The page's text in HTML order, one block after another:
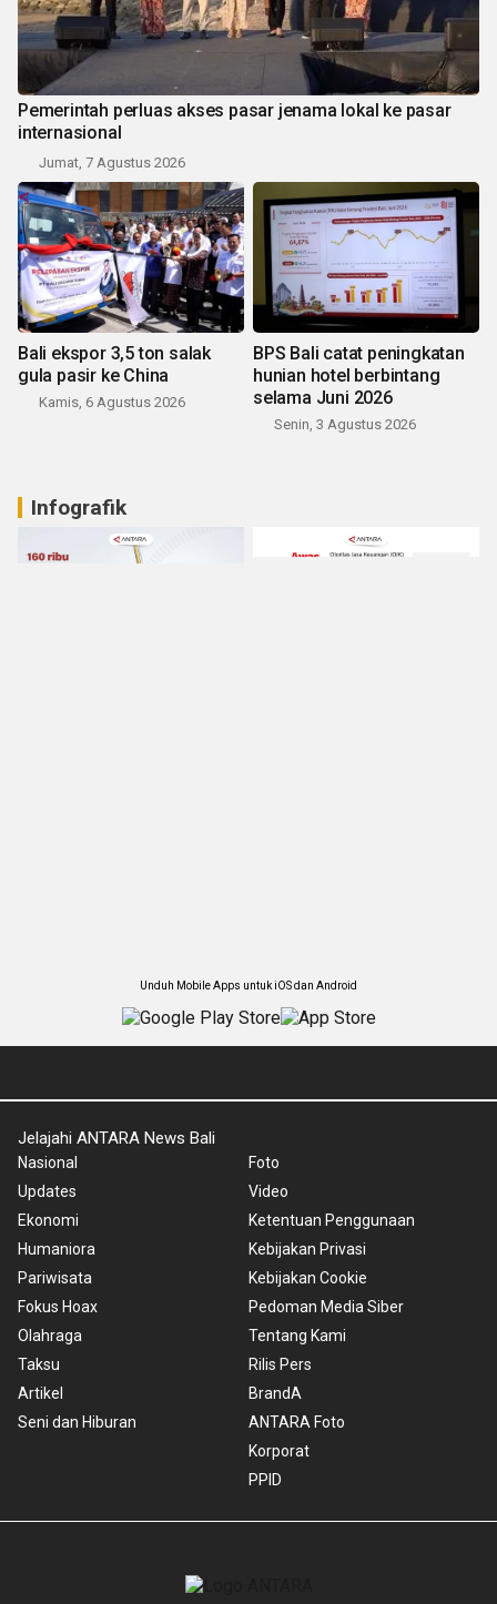
Pemerintah perluas akses pasar jenama lokal ke pasar
internasional
Jumat, 7 Agustus 2026
Bali ekspor 3,5 ton salak
gula pasir ke China
Kamis, 6 Agustus 2026
BPS Bali catat peningkatan
hunian hotel berbintang
selama Juni 2026
Senin, 3 Agustus 2026
Infografik
Unduh Mobile Apps untuk iOS dan Android
Jelajahi ANTARA News Bali
Nasional
Updates
Ekonomi
Humaniora
Pariwisata
Fokus Hoax
Olahraga
Taksu
Artikel
Seni dan Hiburan
Foto
Video
Ketentuan Penggunaan
Kebijakan Privasi
Kebijakan Cookie
Pedoman Media Siber
Tentang Kami
Rilis Pers
BrandA
ANTARA Foto
Korporat
PPID